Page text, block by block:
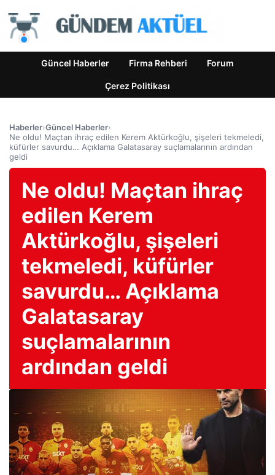
Güncel Haberler Firma Rehberi Forum
Çerez Politikası
Haberler›Güncel Haberler›
Ne oldu! Maçtan ihraç edilen Kerem Aktürkoğlu, şişeleri tekmeledi,
küfürler savurdu… Açıklama Galatasaray suçlamalarının ardından
geldi
Ne oldu! Maçtan ihraç
edilen Kerem
Aktürkoğlu, şişeleri
tekmeledi, küfürler
savurdu… Açıklama
Galatasaray
suçlamalarının
ardından geldi